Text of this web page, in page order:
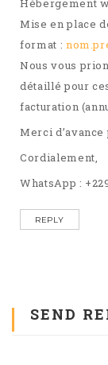
Hébergement
Mise en place
format :
Nous vous
détaillé pour
facturation
Merci
Cordialement,
WhatsApp :
REPLY
SEND